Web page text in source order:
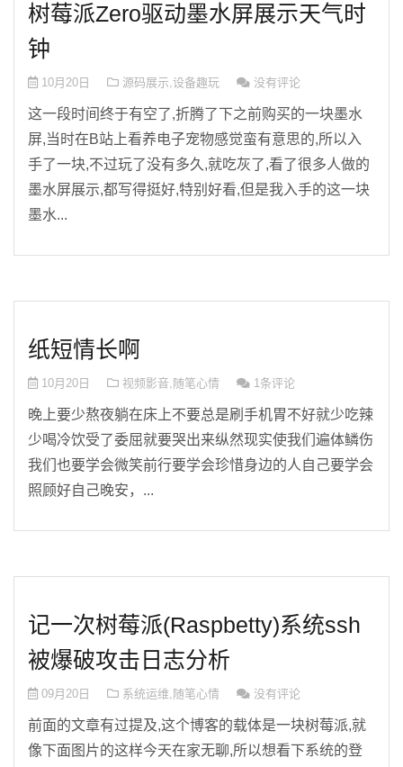
树莓派Zero驱动墨水屏展示天气时
钟
10月20日 源码展示,设备趣玩 没有评论
这一段时间终于有空了,折腾了下之前购买的一块墨水
屏,当时在B站上看养电子宠物感觉蛮有意思的,所以入
手了一块,不过玩了没有多久,就吃灰了,看了很多人做的
墨水屏展示,都写得挺好,特别好看,但是我入手的这一块
墨水...
纸短情长啊
10月20日 视频影音, 随笔心情 1条评论
晚上要少熬夜躺在床上不要总是刷手机胃不好就少吃辣
少喝冷饮受了委屈就要哭出来纵然现实使我们遍体鳞伤
我们也要学会微笑前行要学会珍惜身边的人自己要学会
照顾好自己晚安，...
记一次树莓派(Raspbetty)系统ssh
被爆破攻击日志分析
09月20日 系统运维, 随笔心情 没有评论
前面的文章有过提及,这个博客的载体是一块树莓派,就
像下面图片的这样今天在家无聊,所以想看下系统的登